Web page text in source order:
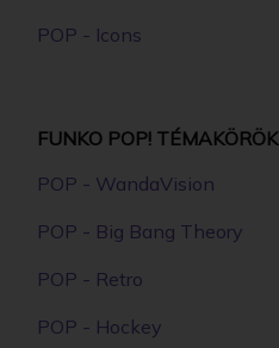
POP - Icons
FUNKO POP! TÉMAKÖRÖK
POP - WandaVision
POP - Big Bang Theory
POP - Retro
POP - Hockey